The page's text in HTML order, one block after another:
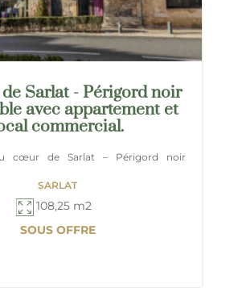
Sarlat - Périgord noir
avec appartement et
commercial.
cœur de Sarlat – Périgord noir
SARLAT
108,25 m2
SOUS OFFRE